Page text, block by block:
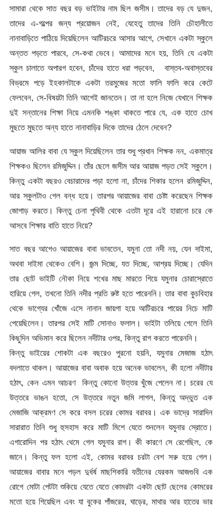
সামারা থেকে সাত বছর বড় ভাইটার নাম ছিল জসীম। তাদের বড় যে দুজন,
তাদের এ-গল্পের জন্য প্রয়োজন নেই, যেহেতু তাদের তিনি চৌহালীতে
নানাবাড়িতে পাঠিয়ে দিয়েছিলেন আটিরচরে আসার আগে, সেখানে একটা স্কুলে
অন্তত পড়তে পারবে, সে-কথা ভেবে। আমাদের মনে হয়, তিনি যে একটা
স্কুল চালাতে অপারগ হবেন, চাঁদের হাতে ধরা পড়বেন, বাস্তব-অবাস্তবের
বিভ্রমে পড়ে ইহকালটাকে একটা তরমুজের মতো ফালি ফালি করে কেটে
ফেলবেন, সে-বিষয়টা তিনি আগেই জানতেন। তা না হলে নিজে যেখানে শিক্ষক
দুই সন্তানের শিক্ষা নিয়ে এমনকি শঙ্কা থাকতে পারে যে, এক হাতে চোখ
মুছতে মুছতে অন্য হাতে নানাবাড়ির দিকে তাদের ঠেলে দেবেন?
আয়াজ আলির বাবা যে স্কুল দিয়েছিলেন তার শুধু প্রধান শিক্ষক নন, একমাত্র
শিক্ষকও ছিলেন রমিজুদ্দিন। তাঁর ছেলে জসীম আর আয়াজ পড়ত সেই স্কুলে।
কিন্তু একটা বছরও বেচারাদের পড়া হলো না, চাঁদের শিকার হলেন রমিজুদ্দিন,
আর স্কুলটাও গেল বন্ধ হয়ে। তারপর আয়াজের বাবা চেষ্টা করেছেন শিক্ষক
জোগাড় করতে। কিন্তু চেনা পৃথিবী থেকে এতটা দূরে এই হারানো চরে কে
আসবে শিক্ষার বাতি হাতে নিয়ে?
সাত বছর আগেও আয়াজের বাবা ভাবতেন, যমুনা তো নদী নয়, যেন দাইমা,
অথবা দাইমা থেকেও বেশি। জন্ম দিচ্ছে, যত দিচ্ছে, আশ্রয় দিচ্ছে। যেদিন
তার ছোট ভাইটি নৌকা নিয়ে শখের মাছ মারতে গিয়ে যমুনার চোরাস্রোতে
হারিয়ে গেল, তখনো তিনি নদীর প্রতি রুষ্ট হতে পারেননি। তার বাবা কুচবিহার
থেকে ভাগ্যের খোঁজে এসে নানান জায়গা হয়ে আটিরচরে পায়ের নিচে মাটি
পেয়েছিলেন। তারপর সেই মাটি সোনাও ফলাল। ভাইটা তলিয়ে গেলে তিনি
কিছুদিন অভিমান করে ছিলেন নদীটার ওপর, কিন্তু রাগ করতে পারেননি।
কিন্তু ভাইয়ের শোকটা এক বছরেও পুরনো হয়নি, যমুনার মেজাজ হঠাৎ
বদলাতে থাকল। আয়াজের বাবা অবাক হয়ে অনেক ভাবলেন, কী হলো নদীটার
হঠাৎ, কেন এমন আচরণ কিন্তু কোনো উত্তর খুঁজে পেলেন না। চরের যে
উত্তরে ভাঙন হতো, সে উত্তরে নতুন জমি লাগল, কিন্তু অদ্ভুত এক
মেজাজি আক্রমণ সে করে বসল চরের কোমর বরাবর। এক ভাদ্রে সারাদিন
সারারাত তিনি শুধু হুসহাস করে মাটি মিশে যেতে শুনলেন যমুনার স্রোতে।
এগারোদিন পর হঠাৎ থেমে গেল যমুনার রাগ। কী কারণে সে রেগেছিল, কে
জানে। কিন্তু ফল হলো এই, কোমর বরাবর চরটা বেশ সরু হয়ে গেল।
আয়াজের বাবার মনে পড়ল দুর্ধর্ষ মাছশিকারি যতীনের যেরকম আজগুবি এক
রোগে মোটা পেটটা শুকিয়ে যেতে যেতে কোমরটা একটা ছোট ছেলের কোমরের
মতো হয়ে গিয়েছিল এবং যা বুকের পাঁজরের, ঘাড়ের, মাথার আর হাতের ভার